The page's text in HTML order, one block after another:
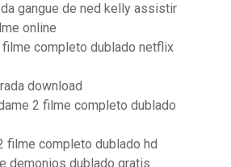
gangue de ned kelly assistir
online
completo dublado netflix
download
2 filme completo dublado
filme completo dublado hd
demonios dublado gratis